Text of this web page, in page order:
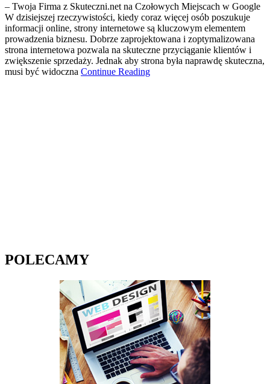
– Twoja Firma z Skuteczni.net na Czołowych Miejscach w Google
W dzisiejszej rzeczywistości, kiedy coraz więcej osób poszukuje
informacji online, strony internetowe są kluczowym elementem
prowadzenia biznesu. Dobrze zaprojektowana i zoptymalizowana
strona internetowa pozwala na skuteczne przyciąganie klientów i
zwiększenie sprzedaży. Jednak aby strona była naprawdę skuteczna,
musi być widoczna Continue Reading
POLECAMY